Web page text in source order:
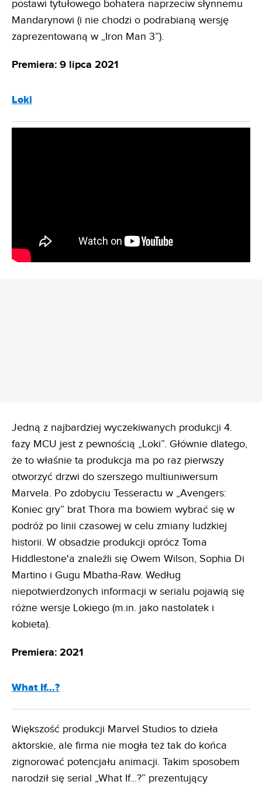
postawi tytułowego bohatera naprzeciw słynnemu
Mandarynowi (i nie chodzi o podrabianą wersję
zaprezentowaną w „Iron Man 3”).
Premiera: 9 lipca 2021
Loki
Jedną z najbardziej wyczekiwanych produkcji 4.
fazy MCU jest z pewnością „Loki”. Głównie dlatego,
że to właśnie ta produkcja ma po raz pierwszy
otworzyć drzwi do szerszego multiuniwersum
Marvela. Po zdobyciu Tesseractu w „Avengers:
Koniec gry” brat Thora ma bowiem wybrać się w
podróż po linii czasowej w celu zmiany ludzkiej
historii. W obsadzie produkcji oprócz Toma
Hiddlestone'a znaleźli się Owem Wilson, Sophia Di
Martino i Gugu Mbatha-Raw. Według
niepotwierdzonych informacji w serialu pojawią się
różne wersje Lokiego (m.in. jako nastolatek i
kobieta).
Premiera: 2021
What If...?
Większość produkcji Marvel Studios to dzieła
aktorskie, ale firma nie mogła też tak do końca
zignorować potencjału animacji. Takim sposobem
narodził się serial „What If...?” prezentujący